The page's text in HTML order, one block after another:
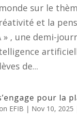
sur le
et la
» , une demi-
de...
pour la
EFIB | Nov 10, 2025